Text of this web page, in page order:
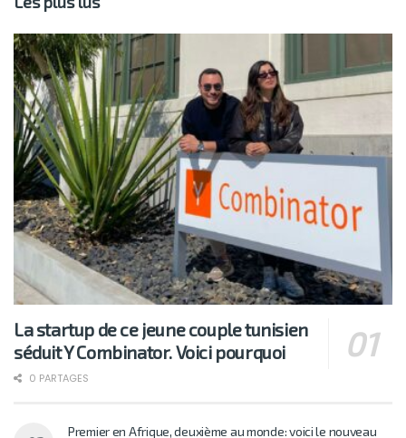
La startup de ce jeune couple tunisien
séduit Y Combinator. Voici pourquoi
0 PARTAGES
Premier en Afrique, deuxième au monde: voici le nouveau